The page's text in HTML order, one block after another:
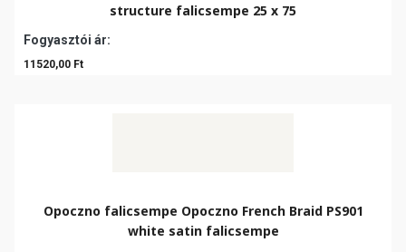
structure falicsempe 25 x 75
Fogyasztói ár:
11520,00 Ft
Opoczno falicsempe Opoczno French Braid PS901
white satin falicsempe